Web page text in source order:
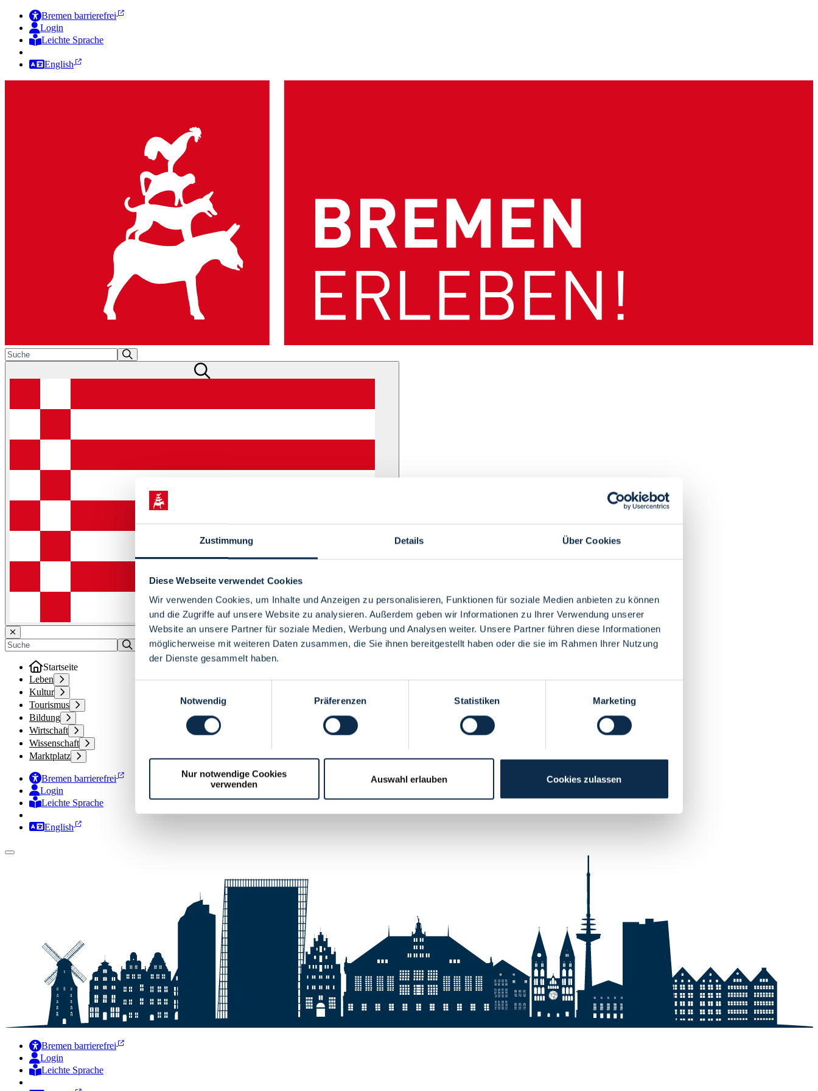
Zustimmung Details Über Cookies
Diese Webseite verwendet Cookies
Wir verwenden Cookies, um Inhalte und Anzeigen zu personalisieren, Funktionen für soziale Medien anbieten zu können
und die Zugriffe auf unsere Website zu analysieren. Außerdem geben wir Informationen zu Ihrer Verwendung unserer
Website an unsere Partner für soziale Medien, Werbung und Analysen weiter. Unsere Partner führen diese Informationen
möglicherweise mit weiteren Daten zusammen, die Sie ihnen bereitgestellt haben oder die sie im Rahmen Ihrer Nutzung
der Dienste gesammelt haben.
Notwendig
Präferenzen Statistiken Marketing
Nur notwendige Cookies
verwenden
Auswahl erlauben Cookies zulassen
Bremen barrierefrei
Login
Leichte Sprache
English
Menü
Startseite
Leben
Kultur
Tourismus
Bildung
Wirtschaft
Wissenschaft
Marktplatz
Bremen barrierefrei
Login
Leichte Sprache
Zur Deutschen Gebärdensprache
English
Bremen barrierefrei
Login
Leichte Sprache